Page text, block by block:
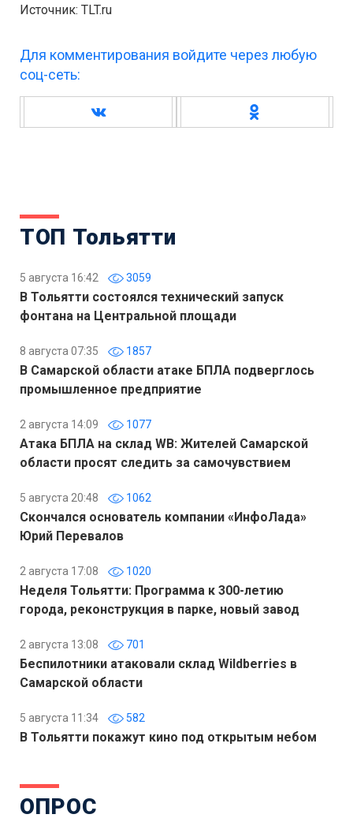
Источник: TLT.ru
Для комментирования войдите через любую
соц-сеть:
ТОП Тольятти
5 августа 16:42 3059
В Тольятти состоялся технический запуск
фонтана на Центральной площади
8 августа 07:35 1857
В Самарской области атаке БПЛА подверглось
промышленное предприятие
2 августа 14:09 1077
Атака БПЛА на склад WB: Жителей Самарской
области просят следить за самочувствием
5 августа 20:48 1062
Скончался основатель компании «ИнфоЛада»
Юрий Перевалов
2 августа 17:08 1020
Неделя Тольятти: Программа к 300-летию
города, реконструкция в парке, новый завод
2 августа 13:08 701
Беспилотники атаковали склад Wildberries в
Самарской области
5 августа 11:34 582
В Тольятти покажут кино под открытым небом
ОПРОС